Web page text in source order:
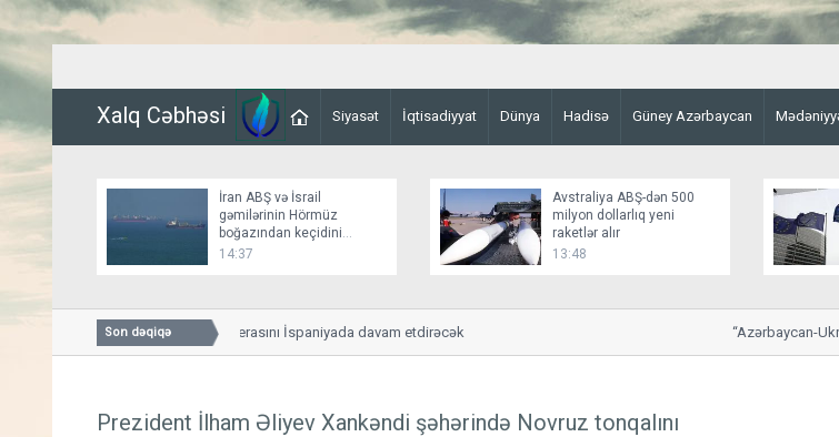
Xalq Cəbhəsi Siyasət İqtisadiyyat Dünya Hadisə Güney Azərbaycan
İran ABŞ və İsrail
gəmilərinin Hörmüz
boğazından keçidini
bağlayır
14:37
Avstraliya ABŞ-dən 500
milyon dollarlıq yeni
raketlər alır
13:48
Son dəqiqə
Altay Bayındır karyerasını İspaniyada davam etdirəcək “Azərbaycan-
Prezident İlham Əliyev Xankəndi şəhərində Novruz tonqalını